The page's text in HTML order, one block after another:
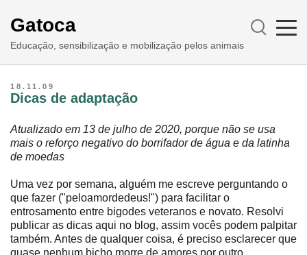
Gatoca
Educação, sensibilização e mobilização pelos animais
18.11.09
Dicas de adaptação
Atualizado em 13 de julho de 2020, porque não se usa
mais o reforço negativo do borrifador de água e da latinha
de moedas
Uma vez por semana, alguém me escreve perguntando o
que fazer ("peloamordedeus!") para facilitar o
entrosamento entre bigodes veteranos e novato. Resolvi
publicar as dicas aqui no blog, assim vocês podem palpitar
também. Antes de qualquer coisa, é preciso esclarecer que
quase nenhum bicho morre de amores por outro